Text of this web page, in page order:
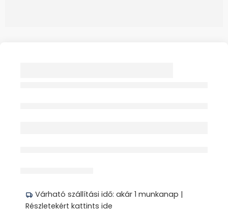
Várható szállítási idő: akár 1 munkanap |
Részletekért kattints ide